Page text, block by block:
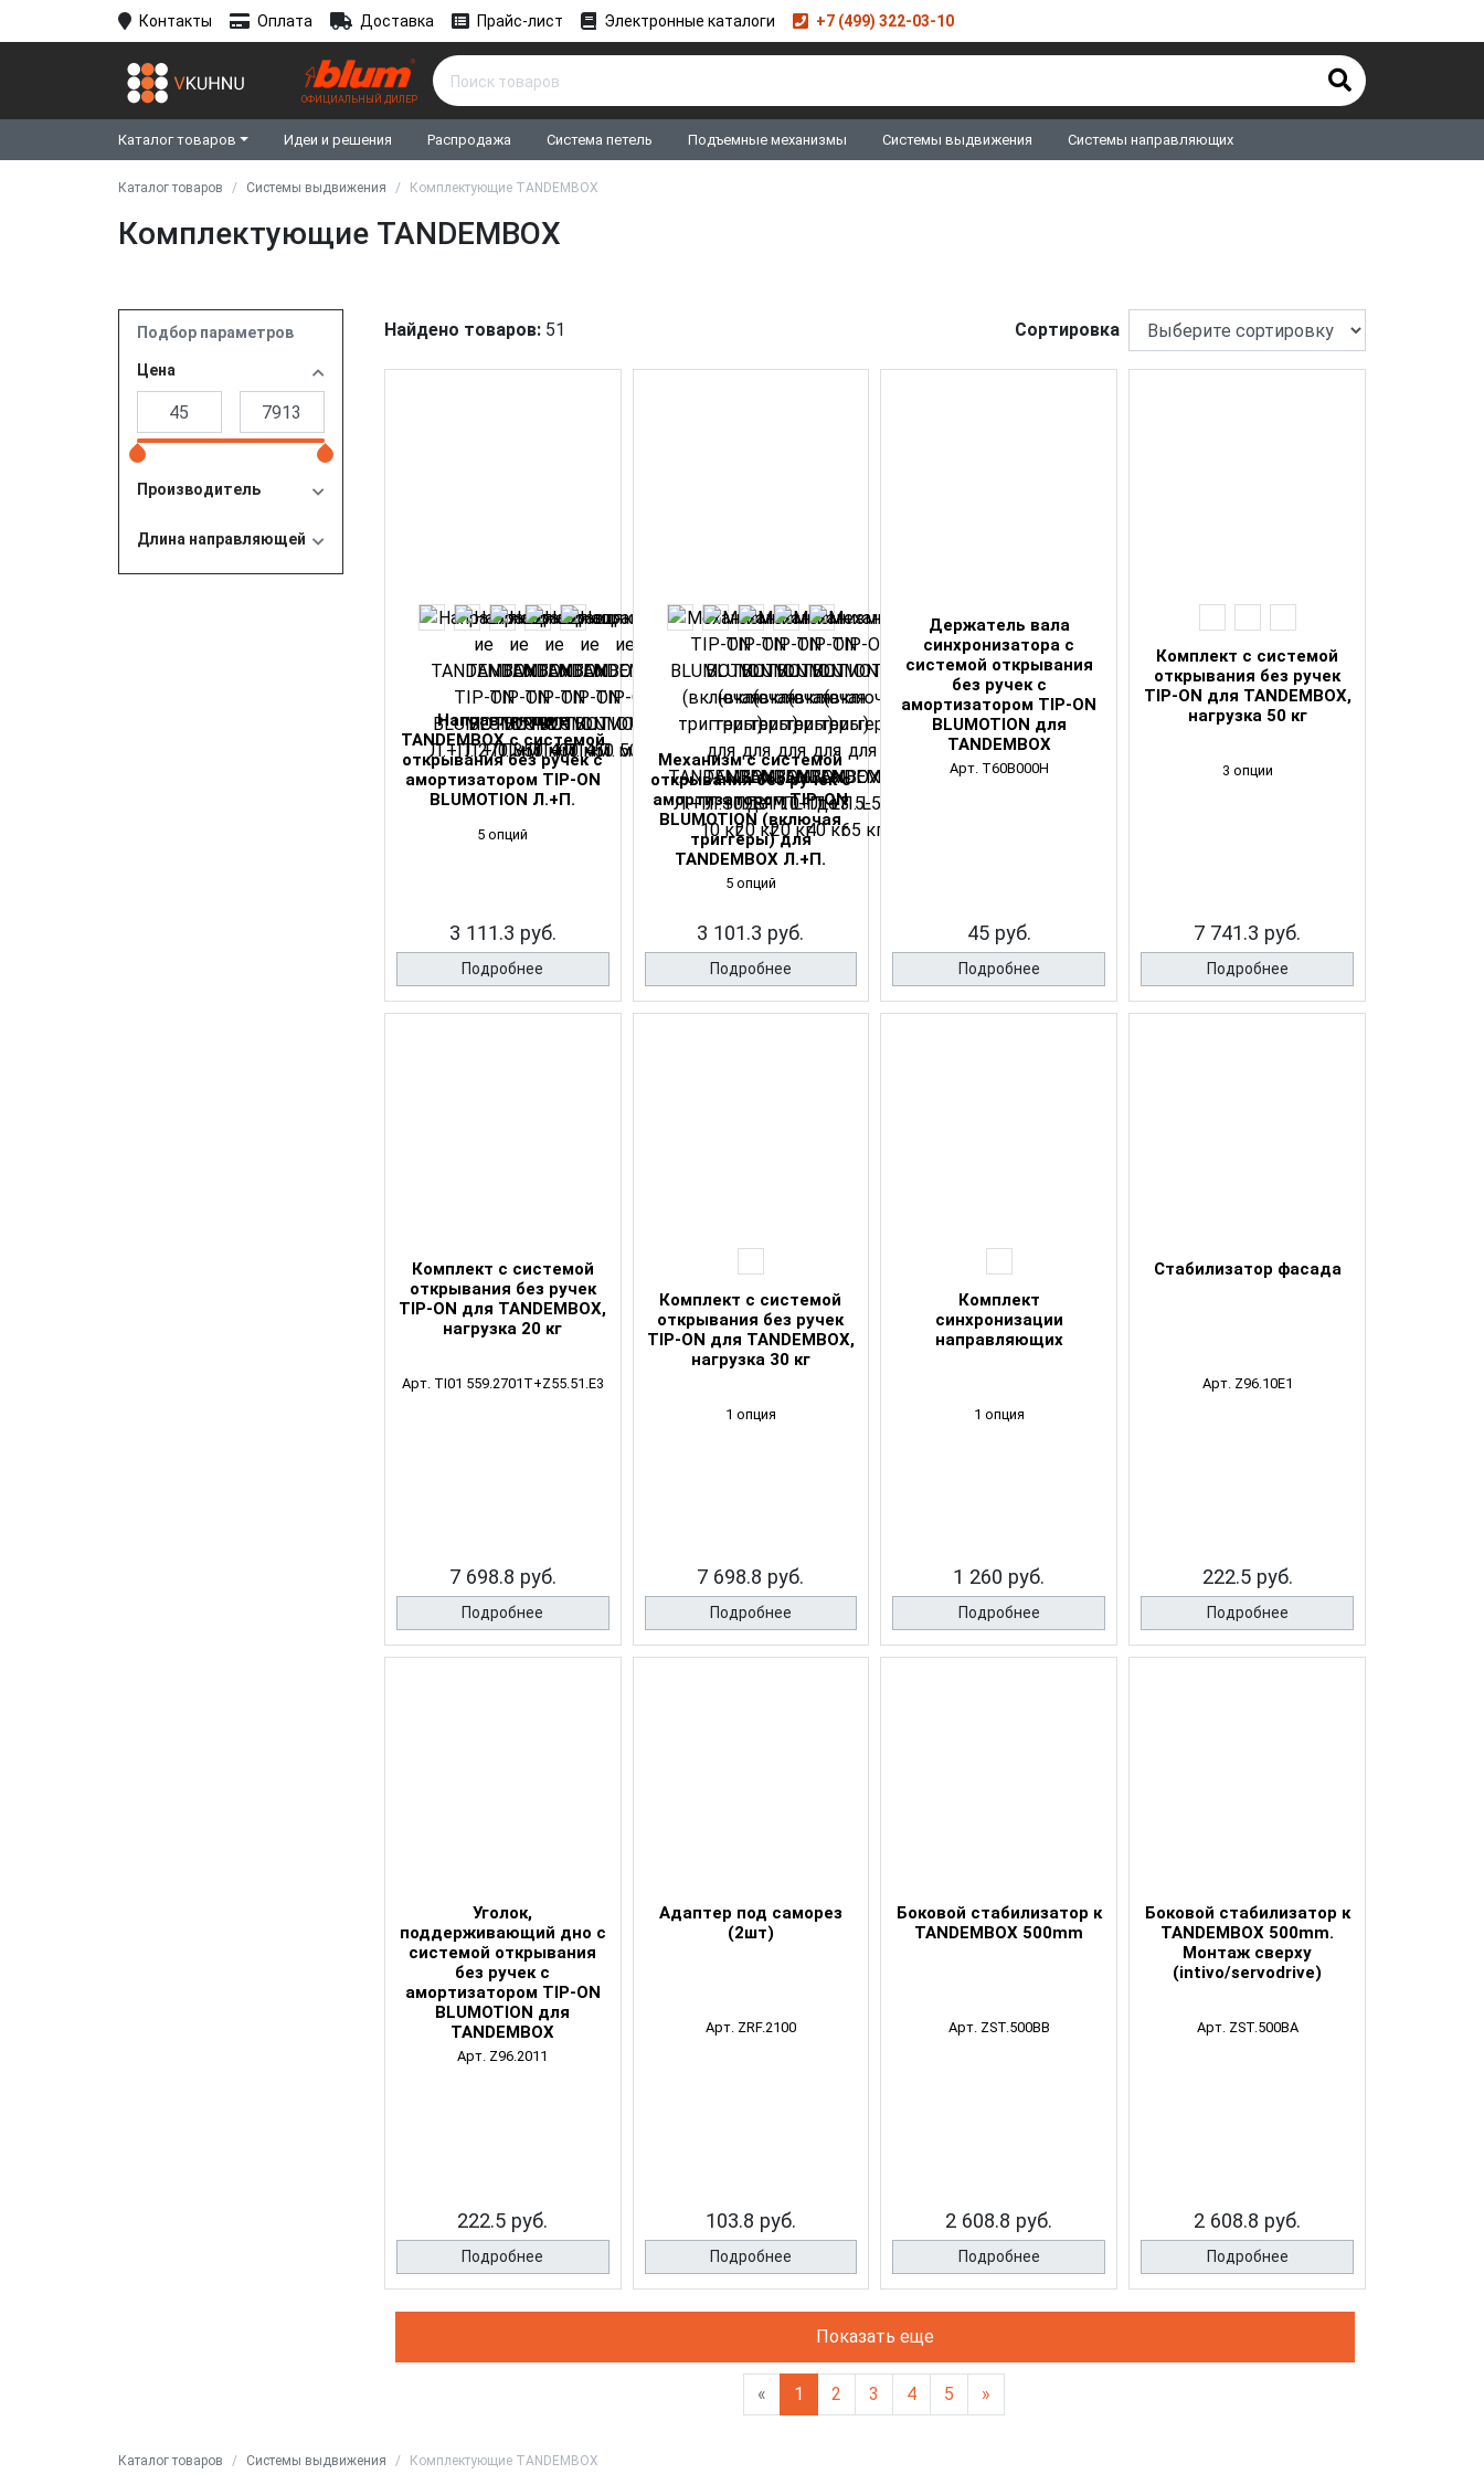
Контакты Оплата Доставка Прайс-лист Электронные каталоги +7 (499) 322-03-10
ОФИЦИАЛЬНЫЙ ДИЛЕР
Каталог товаров Идеи и решения Распродажа Система петель Подъемные механизмы Системы выдвижения Системы направляющих
Каталог товаров Системы выдвижения Комплектующие TANDEMBOX
Комплектующие TANDEMBOX
Подбор параметров
Цена
Производитель
Длина направляющей
Найдено товаров:51 Сортировка
Направляющие
TANDEMBOX с системой
открывания без ручек с
амортизатором TIP-ON
BLUMOTION Л.+П.
5 опций
3 111.3 руб.
Подробнее
Механизм с системой
открывания без ручек с
амортизатором TIP-ON
BLUMOTION (включая
триггеры) для
TANDEMBOX Л.+П.
5 опций
3 101.3 руб.
Подробнее
Держатель вала
синхронизатора с
системой открывания
без ручек с
амортизатором TIP-ON
BLUMOTION для
TANDEMBOX
Арт. T60B000H
45 руб.
Подробнее
Комплект с системой
открывания без ручек
TIP-ON для TANDEMBOX,
нагрузка 50 кг
3 опции
7 741.3 руб.
Подробнее
Комплект с системой
открывания без ручек
TIP-ON для TANDEMBOX,
нагрузка 20 кг
Арт. TI01 559.2701T+Z55.51.E3
7 698.8 руб.
Подробнее
Комплект с системой
открывания без ручек
TIP-ON для TANDEMBOX,
нагрузка 30 кг
1 опция
7 698.8 руб.
Подробнее
Комплект
синхронизации
направляющих
1 опция
1 260 руб.
Подробнее
Стабилизатор фасада
Арт. Z96.10E1
222.5 руб.
Подробнее
Уголок,
поддерживающий дно с
системой открывания
без ручек с
амортизатором TIP-ON
BLUMOTION для
TANDEMBOX
Арт. Z96.2011
222.5 руб.
Подробнее
Адаптер под саморез
(2шт)
Арт. ZRF.2100
103.8 руб.
Подробнее
Боковой стабилизатор к
TANDEMBOX 500mm
Арт. ZST.500BB
2 608.8 руб.
Подробнее
Боковой стабилизатор к
TANDEMBOX 500mm.
Монтаж сверху
(intivo/servodrive)
Арт. ZST.500BA
2 608.8 руб.
Подробнее
Показать еще
« 1 2 3 4 5 »
Каталог товаров Системы выдвижения Комплектующие TANDEMBOX